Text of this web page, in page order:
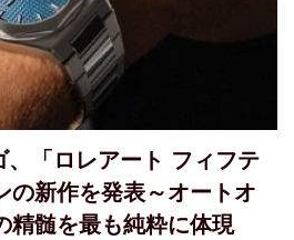
、「ロレアート フィフテ
の新作を発表～オートオ
精髄を最も純粋に体現